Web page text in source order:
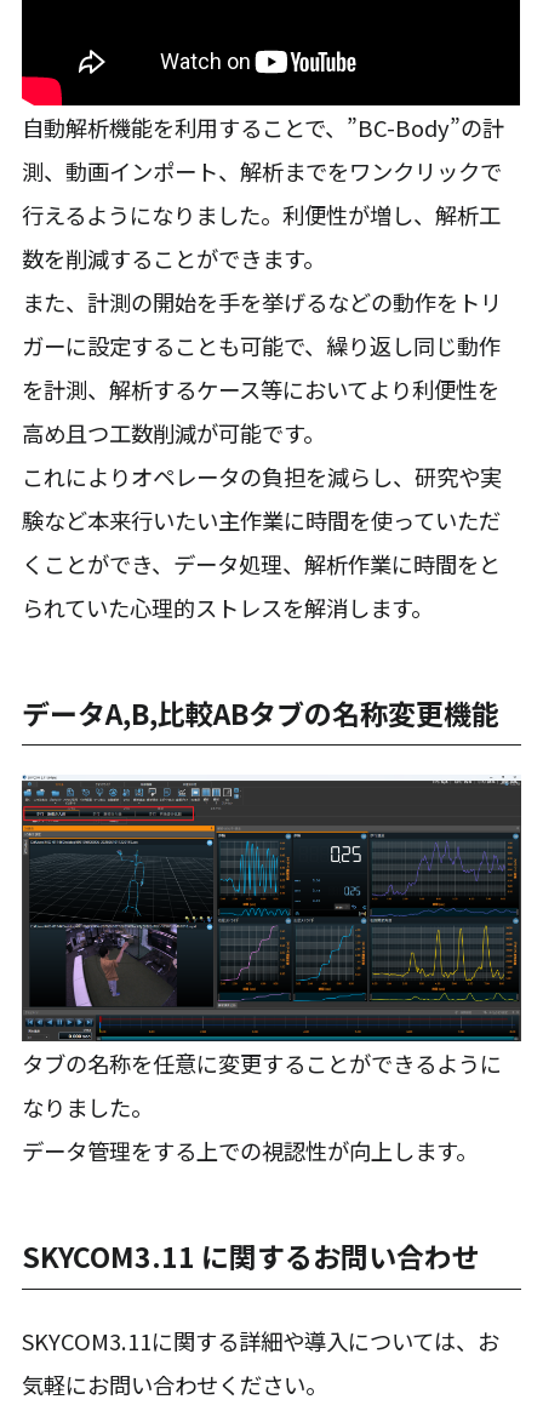
自動解析機能を利用することで、”BC-Body”の計
測、動画インポート、解析までをワンクリックで
行えるようになりました。利便性が増し、解析工
数を削減することができます。
また、計測の開始を手を挙げるなどの動作をトリ
ガーに設定することも可能で、繰り返し同じ動作
を計測、解析するケース等においてより利便性を
高め且つ工数削減が可能です。
これによりオペレータの負担を減らし、研究や実
験など本来行いたい主作業に時間を使っていただ
くことができ、データ処理、解析作業に時間をと
られていた心理的ストレスを解消します。
データA,B,比較ABタブの名称変更機能
タブの名称を任意に変更することができるように
なりました。
データ管理をする上での視認性が向上します。
SKYCOM3.11 に関するお問い合わせ
SKYCOM3.11に関する詳細や導入については、お
気軽にお問い合わせください。